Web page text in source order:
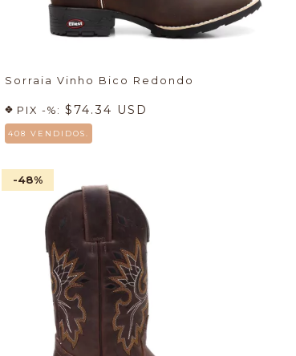
Sorraia Vinho Bico Redondo
PIX -%:$74.34 USD
408 VENDIDOS.
-48%